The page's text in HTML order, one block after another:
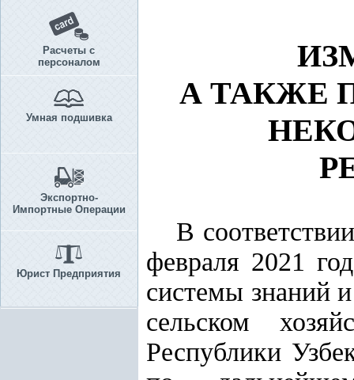
Расчеты с
персоналом
Умная подшивка
Экспортно-
Импортные Операции
Юрист Предприятия
А ТАКЖЕ
В
февраля 2021
системы знаний
сельском
Республики